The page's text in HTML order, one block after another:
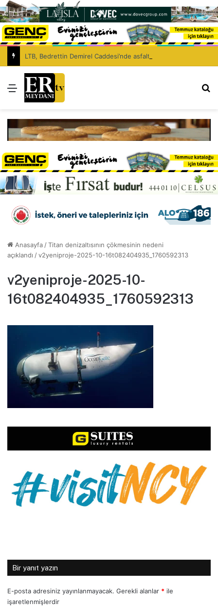
Menü
Anasayfa /Titan denizaltısının çökmesinin nedeni
açıklandı /v2yeniproje-2025-10-16t082404935_1760592313
v2yeniproje-2025-10-
16t082404935_1760592313
Bir yanıt yazın
E-posta adresiniz yayınlanmayacak. Gerekli alanlar * ile
işaretlenmişlerdir